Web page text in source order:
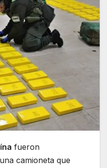
fueron
camioneta que